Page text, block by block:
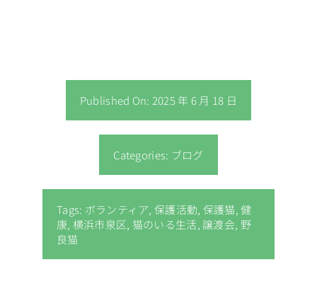
Published On: 2025 年 6 月 18 日
Categories: ブログ
Tags: ボランティア,保護活動, 保護猫,健
康, 横浜市泉区, 猫のいる生活,譲渡会, 野
良猫